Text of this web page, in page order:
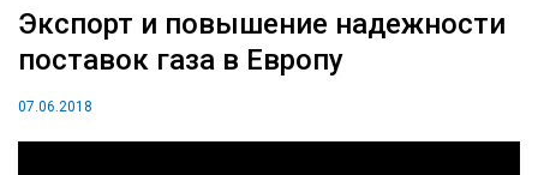
Экспорт и повышение надежности
поставок газа в Европу
07.06.2018